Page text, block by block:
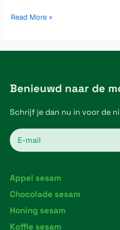
Read More »
Benieuwd naar de
Schrijf je dan nu in voor de
Email
Appel sesam
Chocolade sesam
Honing sesam
Koffie sesam